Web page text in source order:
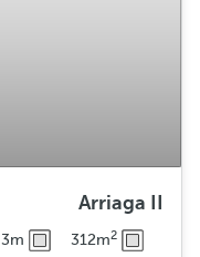
Arriaga II
312m2 3m الارتفاع